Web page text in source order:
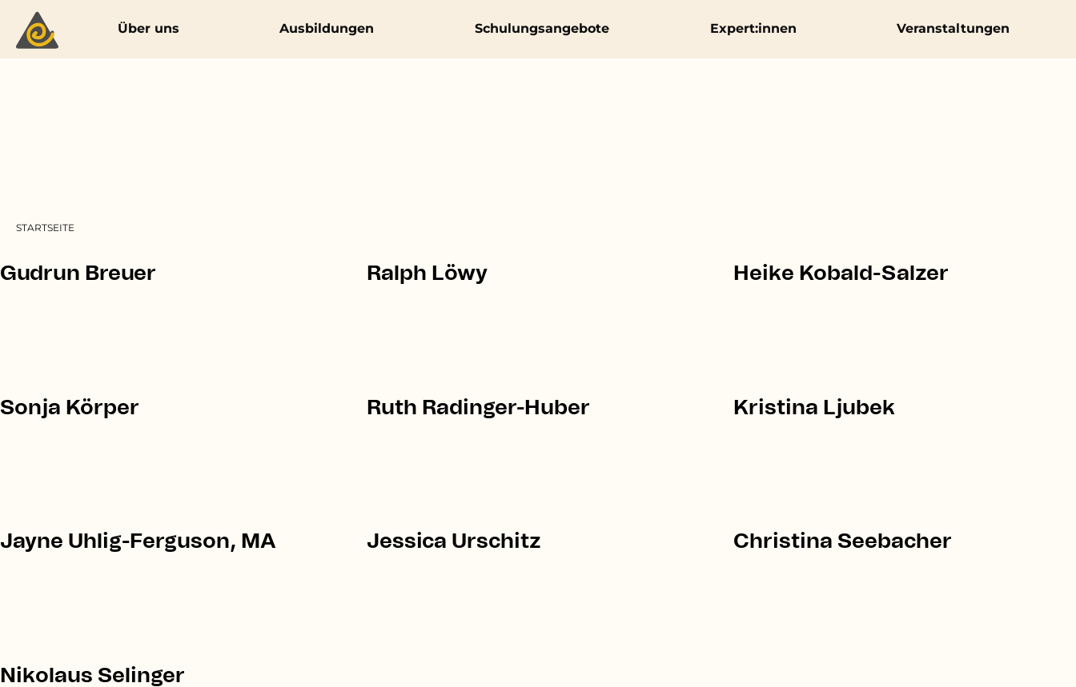
Über uns Ausbildungen Schulungsangebote Expert:innen Veranstaltungen
STARTSEITE
Gudrun Breuer Ralph Löwy Heike Kobald-Salzer
Sonja Körper Ruth Radinger-Huber Kristina Ljubek
Jayne Uhlig-Ferguson, MA Jessica Urschitz Christina Seebacher
Nikolaus Selinger